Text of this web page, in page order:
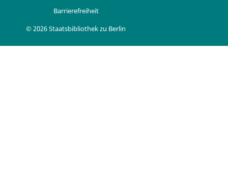
Barrierefreiheit
© 2026 Staatsbibliothek zu Berlin